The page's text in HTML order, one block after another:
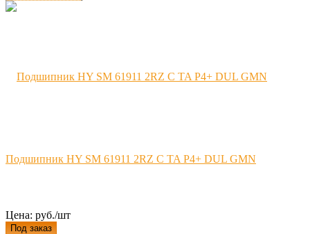
Подшипник HY SM 61911 2RZ C TA P4+ DUL GMN
Цена: руб./шт
Под заказ